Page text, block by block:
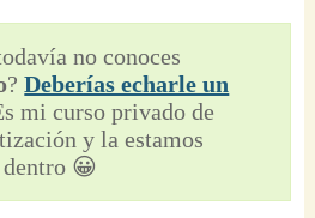
no conoces
?Deberías echarle un
mi curso privado de
y la estamos
😀